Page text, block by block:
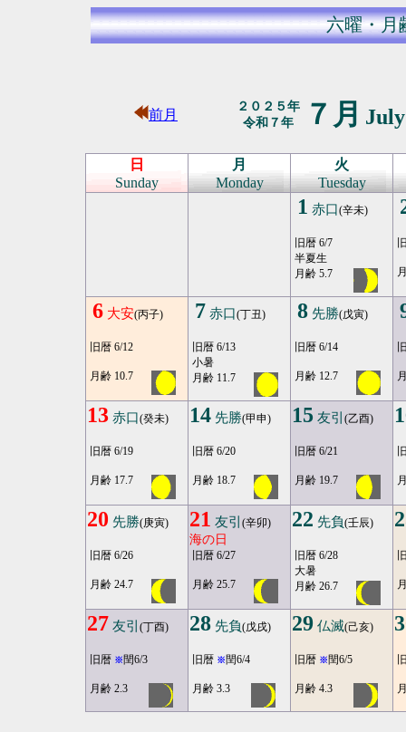
六曜・月
前月
２０２５年
令和７年
７月
日
Sunday
月
Monday
火
Tuesday
1 赤口(辛未)
旧暦 6/7
半夏生
月齢 5.7
6 大安(丙子)
旧暦 6/12
月齢 10.7
7 赤口(丁丑)
旧暦 6/13
小暑
月齢 11.7
8 先勝(戊寅)
旧暦 6/14
月齢 12.7
13 赤口(癸未)
旧暦 6/19
月齢 17.7
14 先勝(甲申)
旧暦 6/20
月齢 18.7
15 友引 (乙酉)
旧暦 6/21
月齢 19.7
20 先勝(庚寅)
旧暦 6/26
月齢 24.7
21 友引 (辛卯)
海の日
旧暦 6/27
月齢 25.7
22 先負(壬辰)
旧暦 6/28
大暑
月齢 26.7
27 友引 (丁酉)
旧暦 ※閏6/3
月齢 2.3
28 先負(戊戌)
旧暦 ※閏6/4
月齢 3.3
29 仏滅(己亥)
旧暦 ※閏6/5
月齢 4.3